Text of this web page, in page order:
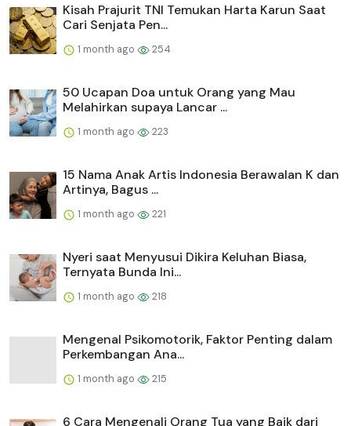
Kisah Prajurit TNI Temukan Harta Karun Saat
Cari Senjata Pen...
1 month ago 254
50 Ucapan Doa untuk Orang yang Mau
Melahirkan supaya Lancar ...
1 month ago 223
15 Nama Anak Artis Indonesia Berawalan K dan
Artinya, Bagus ...
1 month ago 221
Nyeri saat Menyusui Dikira Keluhan Biasa,
Ternyata Bunda Ini...
1 month ago 218
Mengenal Psikomotorik, Faktor Penting dalam
Perkembangan Ana...
1 month ago 215
6 Cara Mengenali Orang Tua yang Baik dari